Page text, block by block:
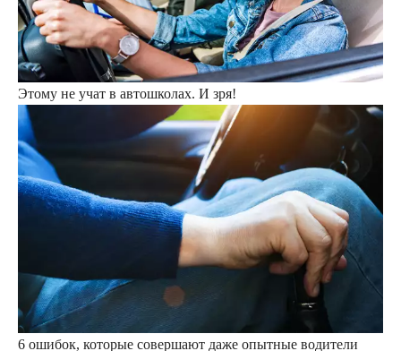
Этому не учат в автошколах. И зря!
6 ошибок, которые совершают даже опытные водители